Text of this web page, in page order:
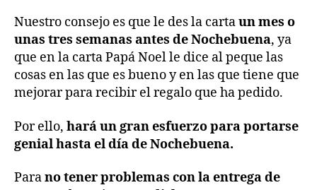
Nuestro consejo es que le des la cartaun mes o
unas tres semanas antes de Nochebuena, ya
que en la carta Papá Noel le dice al peque las
cosas en las que es bueno y en las que tiene que
mejorar para recibir el regalo que ha pedido.
Por ello, hará un gran esfuerzo para portarse
genial hasta el día de Nochebuena.
Parano tener problemas con la entrega de